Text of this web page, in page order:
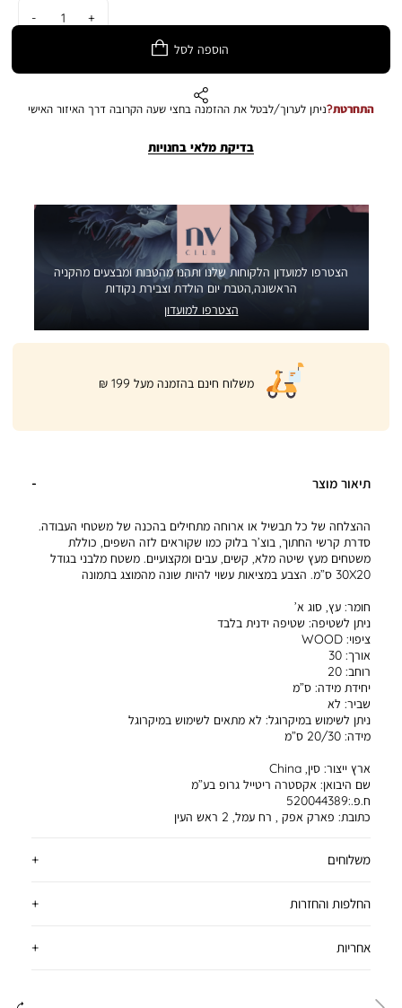
הוספה לסל
התחרטת?ניתן לערוך/לבטל את ההזמנה בחצי שעה הקרובה דרך האיזור האישי
בדיקת מלאי בחנויות
הצטרפו למועדון הלקוחות שלנו ותהנו מהטבות ומבצעים מהקניה
הראשונה,הטבת יום הולדת וצבירת נקודות
הצטרפו למועדון
|
product
page
banner
משלוח חינם בהזמנה מעל 199 ₪
תיאור מוצר
ההצלחה של כל תבשיל או ארוחה מתחילים בהכנה של משטחי העבודה.
סדרת קרשי החתוך, בוצ’ר בלוק כמו שקוראים לזה השפים, כוללת
משטחים מעץ שיטה מלא, קשים, עבים ומקצועיים. משטח מלבני בגודל
30X20 ס”מ. הצבע במציאות עשוי להיות שונה מהמוצג בתמונה
חומר: עץ, סוג א’
ניתן לשטיפה: שטיפה ידנית בלבד
ציפוי: WOOD
אורך: 30
רוחב: 20
יחידת מידה: ס”מ
שביר: לא
ניתן לשימוש במיקרוגל: לא מתאים לשימוש במיקרוגל
מידה: 20/30 ס”מ
ארץ ייצור: סין, China
שם היבואן: אקסטרה ריטייל גרופ בע”מ
ח.פ.:520044389
כתובת: פארק אפק , רח עמל, 2 ראש העין
משלוחים
החלפות והחזרות
אחריות